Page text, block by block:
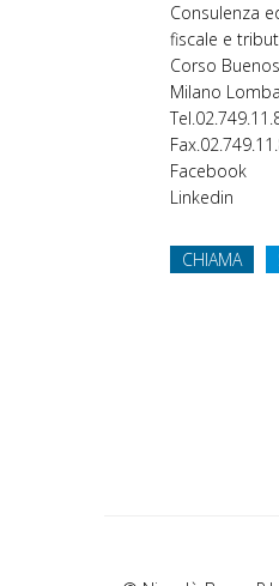
Consulenza
fiscale e
Corso
Milano
Tel.
Fax.
Facebook
Linkedin
CHIAMA